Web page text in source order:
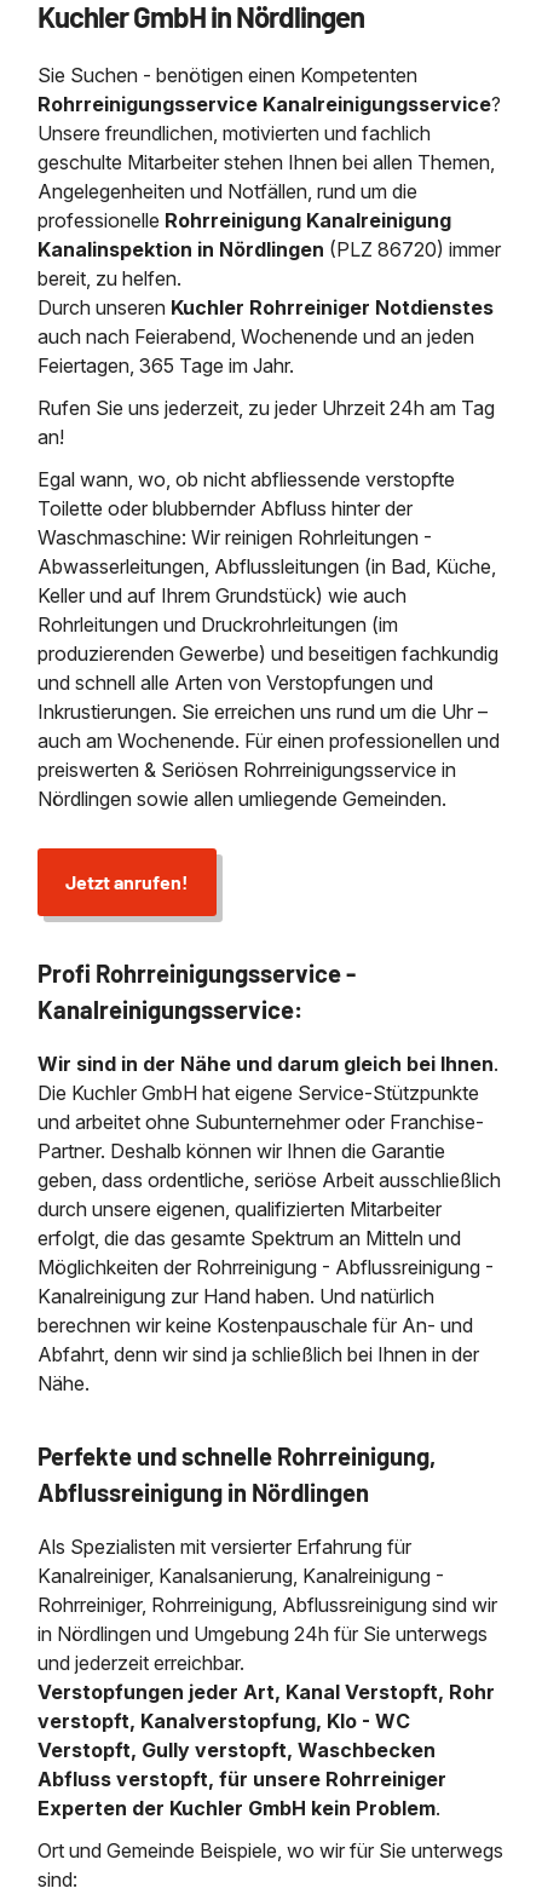
Kanalreinigung
Kanalinspektion
Grubenentleerung
24h Notdienst
Kosten Preise
Wasserhaltung
Entleerung und Reinigung
Grubenentleerung und
Sickerschacht Reinigung
Abfallzwischenlager
Austausch von
Geschosssandfang
Fettabscheider
Saugbagger / LuftförderanlageSaugbagger für Tiefbau
Saugbagger und Pumpen
Fermenter-Entleerung
Regenrückhaltebecken
Entschlammung
Trockensaugen von
etc.
Weitere Services mit
Heizung / Sanitär
Tiefbau
Unternehmen
Zertifikate /
Stellenangebote
Kontakt
Kuchler GmbH in Nördlingen
Sie Suchen - benötigen einen Kompetenten
Rohrreinigungsservice Kanalreinigungsservice?
Unsere freundlichen, motivierten und fachlich
geschulte Mitarbeiter stehen Ihnen bei allen Themen,
Angelegenheiten und Notfällen, rund um die
professionelle Rohrreinigung Kanalreinigung
Kanalinspektion in Nördlingen (PLZ 86720) immer
bereit, zu helfen.
Durch unseren Kuchler Rohrreiniger Notdienstes
auch nach Feierabend, Wochenende und an jeden
Feiertagen, 365 Tage im Jahr.
Rufen Sie uns jederzeit, zu jeder Uhrzeit 24h am Tag
an!
Egal wann, wo, ob nicht abfliessende verstopfte
Toilette oder blubbernder Abfluss hinter der
Waschmaschine: Wir reinigen Rohrleitungen -
Abwasserleitungen, Abflussleitungen (in Bad, Küche,
Keller und auf Ihrem Grundstück) wie auch
Rohrleitungen und Druckrohrleitungen (im
produzierenden Gewerbe) und beseitigen fachkundig
und schnell alle Arten von Verstopfungen und
Inkrustierungen. Sie erreichen uns rund um die Uhr –
auch am Wochenende. Für einen professionellen und
preiswerten & Seriösen Rohrreinigungsservice in
Nördlingen sowie allen umliegende Gemeinden.
Jetzt anrufen!
Profi Rohrreinigungsservice -
Kanalreinigungsservice:
Wir sind in der Nähe und darum gleich bei Ihnen.
Die Kuchler GmbH hat eigene Service-Stützpunkte
und arbeitet ohne Subunternehmer oder Franchise-
Partner. Deshalb können wir Ihnen die Garantie
geben, dass ordentliche, seriöse Arbeit ausschließlich
durch unsere eigenen, qualifizierten Mitarbeiter
erfolgt, die das gesamte Spektrum an Mitteln und
Möglichkeiten der Rohrreinigung - Abflussreinigung -
Kanalreinigung zur Hand haben. Und natürlich
berechnen wir keine Kostenpauschale für An- und
Abfahrt, denn wir sind ja schließlich bei Ihnen in der
Nähe.
Perfekte und schnelle Rohrreinigung,
Abflussreinigung in Nördlingen
Als Spezialisten mit versierter Erfahrung für
Kanalreiniger, Kanalsanierung, Kanalreinigung -
Rohrreiniger, Rohrreinigung, Abflussreinigung sind wir
in Nördlingen und Umgebung 24h für Sie unterwegs
und jederzeit erreichbar.
Verstopfungen jeder Art, Kanal Verstopft, Rohr
verstopft, Kanalverstopfung, Klo - WC
Verstopft, Gully verstopft, Waschbecken
Abfluss verstopft, für unsere Rohrreiniger
Experten der Kuchler GmbH kein Problem.
Ort und Gemeinde Beispiele, wo wir für Sie unterwegs
sind: